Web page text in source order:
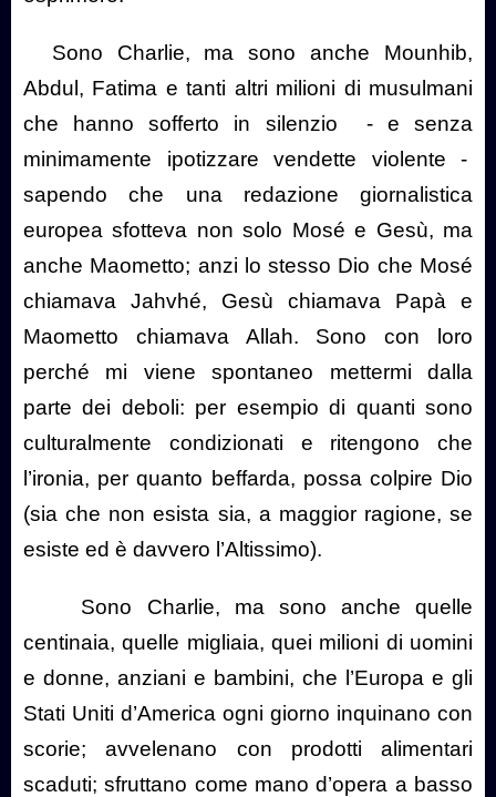
Sono Charlie, ma sono anche Mounhib,
Abdul, Fatima e tanti altri milioni di musulmani
che hanno sofferto in silenzio
- e senza
minimamente ipotizzare vendette violente -
sapendo che una redazione giornalistica
europea sfotteva non solo Mosé e Gesù, ma
anche Maometto; anzi lo stesso Dio che Mosé
chiamava Jahvhé, Gesù chiamava Papà e
Maometto chiamava Allah. Sono con loro
perché mi viene spontaneo mettermi dalla
parte dei deboli: per esempio di quanti sono
culturalmente condizionati e ritengono che
l’ironia, per quanto beffarda, possa colpire Dio
(sia che non esista sia, a maggior ragione, se
esiste ed è davvero l’Altissimo).
Sono Charlie, ma sono anche quelle
centinaia, quelle migliaia, quei milioni di uomini
e donne, anziani e bambini, che l’Europa e gli
Stati Uniti d’America ogni giorno inquinano con
scorie; avvelenano con prodotti alimentari
scaduti; sfruttano come mano d’opera a basso